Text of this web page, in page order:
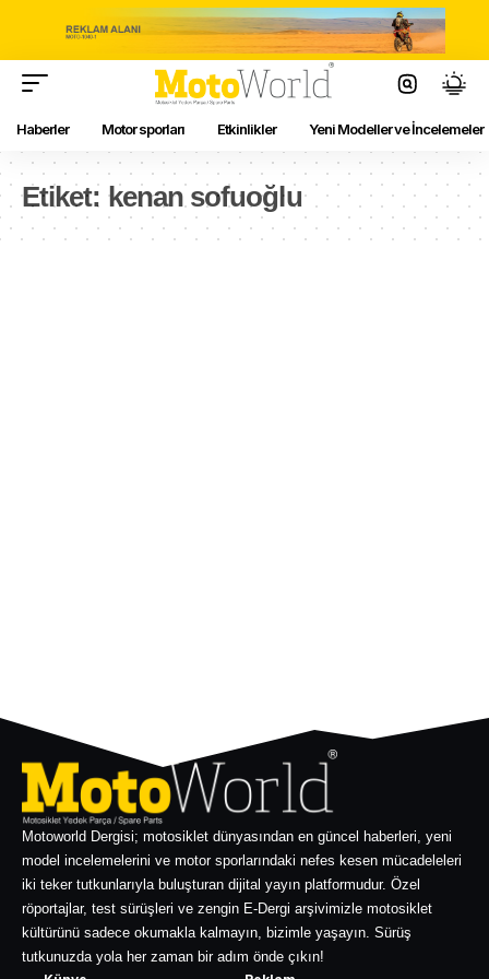
Haberler Motor sporları Etkinlikler Yeni Modeller ve İncelemeler
Etiket: kenan sofuoğlu
Motoworld Dergisi; motosiklet dünyasından en güncel haberleri, yeni
model incelemelerini ve motor sporlarındaki nefes kesen mücadeleleri
iki teker tutkunlarıyla buluşturan dijital yayın platformudur. Özel
röportajlar, test sürüşleri ve zengin E-Dergi arşivimizle motosiklet
kültürünü sadece okumakla kalmayın, bizimle yaşayın. Sürüş
tutkunuzda yola her zaman bir adım önde çıkın!